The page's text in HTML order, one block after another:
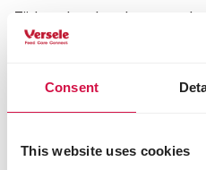
Consent
This website uses cookies
naar believen gevoederd
voorzien.
Tips